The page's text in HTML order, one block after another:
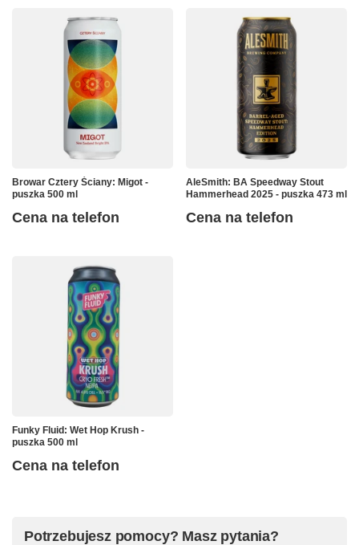
Browar Cztery Ściany: Migot -
puszka 500 ml
Cena na telefon
AleSmith: BA Speedway Stout
Hammerhead 2025 - puszka 473 ml
Cena na telefon
Funky Fluid: Wet Hop Krush -
puszka 500 ml
Cena na telefon
Potrzebujesz pomocy? Masz pytania?